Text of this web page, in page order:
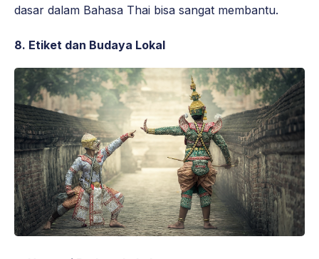
dasar dalam Bahasa Thai bisa sangat membantu.
8. Etiket dan Budaya Lokal